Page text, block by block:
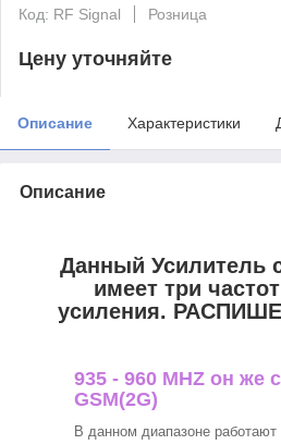
Код: RF Signal
Розница
Цену уточняйте
Описание Характеристики
Описание
Данный Усилитель
имеет три
усиления.
935 - 960 MHZ он же
GSM(2G)
В данном диапазоне